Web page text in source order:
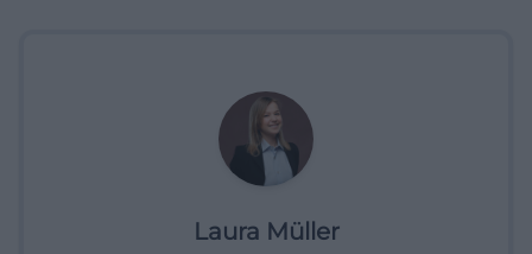
Laura Müller